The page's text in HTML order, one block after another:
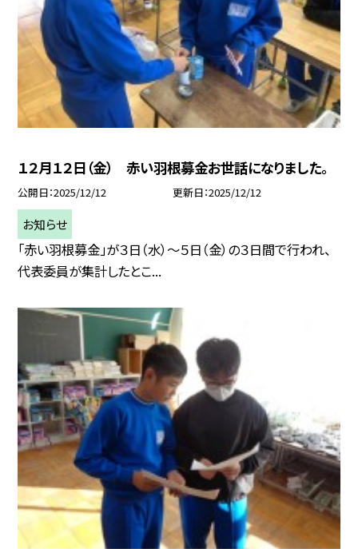
１２月１２日（金） 赤い羽根募金お世話になりました。
公開日 2025/12/12 更新日 2025/12/12
お知らせ
「赤い羽根募金」が３日（水）～５日（金）の３日間で行われ、
代表委員が集計したとこ...